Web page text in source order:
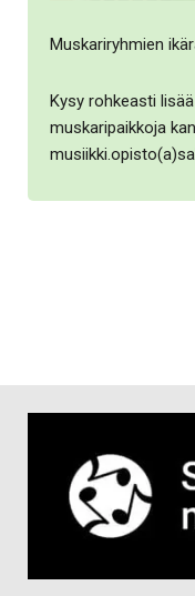
Muskariryhmien
Kysy rohkeasti
muskaripaikkoja